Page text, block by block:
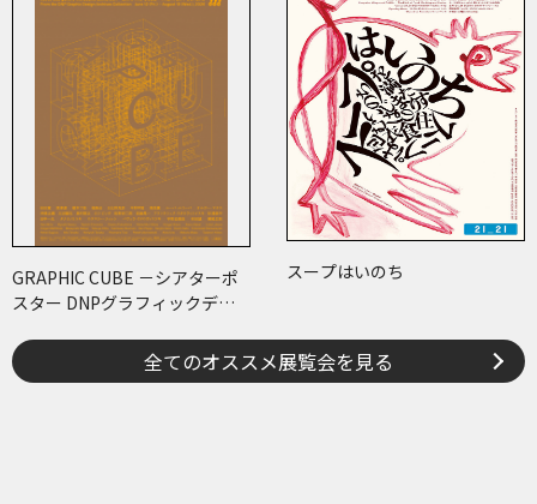
GRAPHIC CUBE －シアターポ
スター DNPグラフィックデザ
スープはいのち
全てのオススメ展覧会を見る